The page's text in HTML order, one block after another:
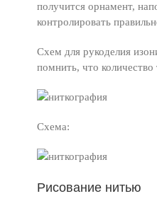
получится орнамент,
контролировать
Схем для рукоделия
помнить, что
Схема:
Рисование нитью